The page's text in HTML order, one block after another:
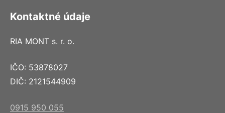
Kontaktné údaje
RIA MONT s. r. o.
IČO: 53878027
DIČ: 2121544909
0915 950 055